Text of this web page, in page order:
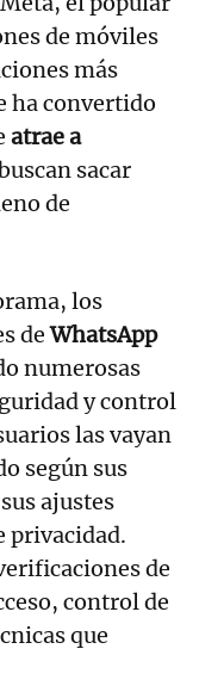
de móviles
más
ha convertido
atrae a
sacar
de
los
deWhatsApp
numerosas
y control
las vayan
según sus
ajustes
privacidad.
de
control de
que